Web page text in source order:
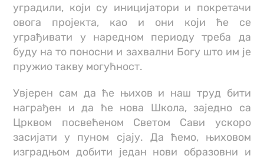
уградили, који су иницијатори и покретачи
овога пројекта, као и они који ће се
уграђивати у наредном периоду треба да
буду на то поносни и захвални Богу што им је
пружио такву могућност.
Увјерен сам да ће њихов и наш труд бити
награђен и да ће нова Школа, заједно са
Црквом посвећеном Светом Сави ускоро
засијати у пуном сјају. Да ћемо, њиховом
изградњом добити један нови образовни и